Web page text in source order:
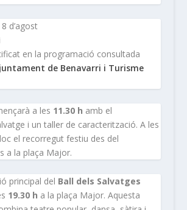
d’agost
en la programació consultada
de Benavarri i Turisme
a les 11.30 h amb el
i un taller de caracterització. A les
el recorregut festiu des del
a la plaça Major.
principal del Ball dels Salvatges
19.30 h a la plaça Major. Aquesta